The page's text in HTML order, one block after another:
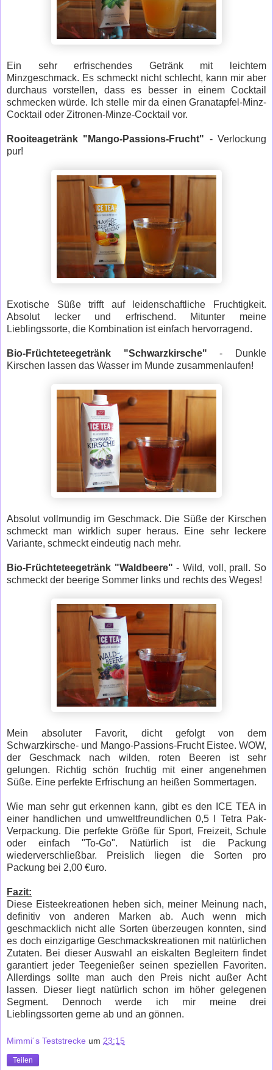
Ein sehr erfrischendes Getränk mit leichtem
Minzgeschmack. Es schmeckt nicht schlecht, kann mir aber
durchaus vorstellen, dass es besser in einem Cocktail
schmecken würde. Ich stelle mir da einen Granatapfel-Minz-
Cocktail oder Zitronen-Minze-Cocktail vor.
Rooiteagetränk "Mango-Passions-Frucht" - Verlockung
pur!
Exotische Süße trifft auf leidenschaftliche Fruchtigkeit.
Absolut lecker und erfrischend. Mitunter meine
Lieblingssorte, die Kombination ist einfach hervorragend.
Bio-Früchteteegetränk "Schwarzkirsche" - Dunkle
Kirschen lassen das Wasser im Munde zusammenlaufen!
Absolut vollmundig im Geschmack. Die Süße der Kirschen
schmeckt man wirklich super heraus. Eine sehr leckere
Variante, schmeckt eindeutig nach mehr.
Bio-Früchteteegetränk "Waldbeere" - Wild, voll, prall. So
schmeckt der beerige Sommer links und rechts des Weges!
Mein absoluter Favorit, dicht gefolgt von dem
Schwarzkirsche- und Mango-Passions-Frucht Eistee. WOW,
der Geschmack nach wilden, roten Beeren ist sehr
gelungen. Richtig schön fruchtig mit einer angenehmen
Süße. Eine perfekte Erfrischung an heißen Sommertagen.
Wie man sehr gut erkennen kann, gibt es den ICE TEA in
einer handlichen und umweltfreundlichen 0,5 l Tetra Pak-
Verpackung. Die perfekte Größe für Sport, Freizeit, Schule
oder einfach "To-Go". Natürlich ist die Packung
wiederverschließbar. Preislich liegen die Sorten pro
Packung bei 2,00 €uro.
Fazit:
Diese Eisteekreationen heben sich, meiner Meinung nach,
definitiv von anderen Marken ab. Auch wenn mich
geschmacklich nicht alle Sorten überzeugen konnten, sind
es doch einzigartige Geschmackskreationen mit natürlichen
Zutaten. Bei dieser Auswahl an eiskalten Begleitern findet
garantiert jeder Teegenießer seinen speziellen Favoriten.
Allerdings sollte man auch den Preis nicht außer Acht
lassen. Dieser liegt natürlich schon im höher gelegenen
Segment. Dennoch werde ich mir meine drei
Lieblingssorten gerne ab und an gönnen.
Mimmi´s Teststrecke um 23:15
Teilen